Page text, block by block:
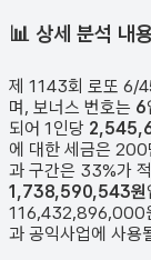
📊 상세 분석 내
제 1143회 로또 6/
며, 보너스 번호는 6
되어 1인당
에 대한 세금은
과 구간은 33%가
1,738,590,543원
116,432,896,000
과 공익사업에 사용